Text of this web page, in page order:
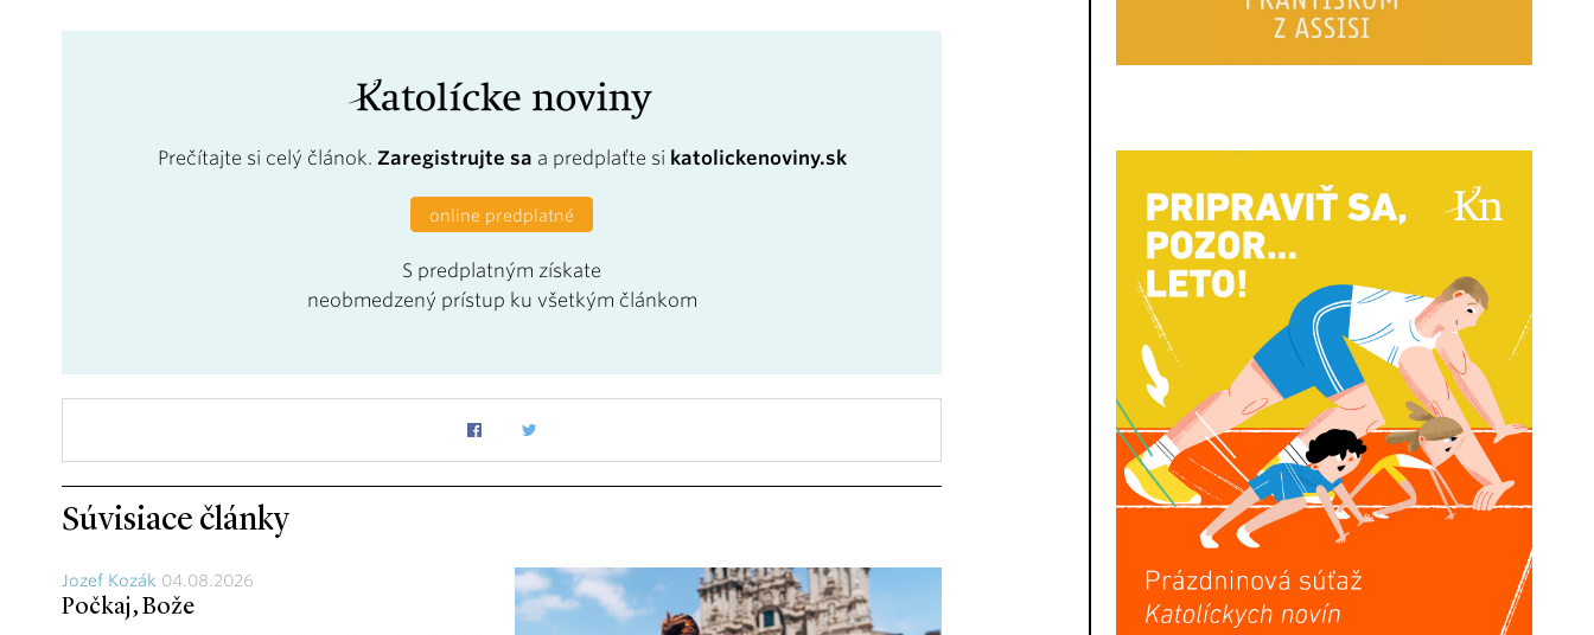
Prečítajte si celý článok. Zaregistrujte sa a predplaťte si katolickenoviny.sk
online predplatné
S predplatným získate
neobmedzený prístup ku všetkým článkom
Súvisiace články
Jozef Kozák 04.08.2026
Počkaj, Bože